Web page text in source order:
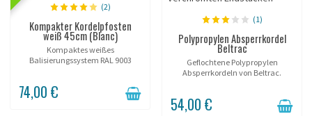
(2)
Kompakter Kordelpfosten
weiß 45cm (Blanc)
Kompaktes weißes
Balisierungssystem RAL 9003
von Wertgegenständen. Mit einer
Höhe von 45cm fügt sich dieses...
74,00 €
(1)
Polypropylen Absperrkordel
Beltrac
Geflochtene Polypropylen
Absperrkordeln von Beltrac.
54,00 €